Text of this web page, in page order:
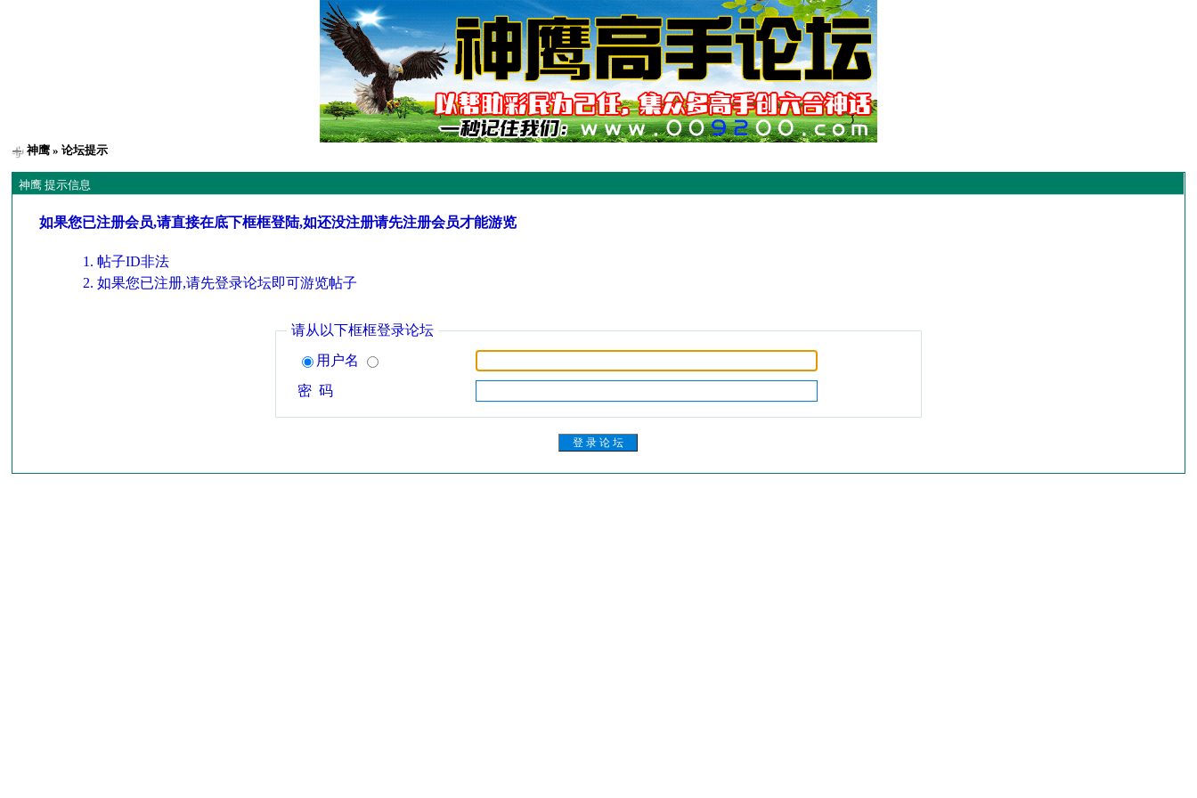
神鹰 » 论坛提示
神鹰 提示信息
如果您已注册会员,请直接在底下框框登陆,如还没注册请先注册会员才能游览
帖子ID非法
如果您已注册,请先登录论坛即可游览帖子
请从以下框框登录论坛
用户名
密 码